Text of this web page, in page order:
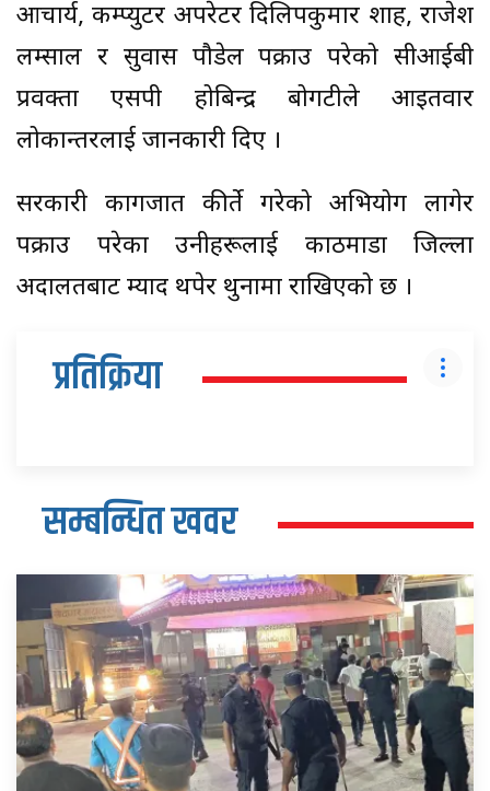
आचार्य, कम्प्युटर अपरेटर दिलिपकुमार शाह, राजेश
लम्साल र सुवास पौडेल पक्राउ परेको सीआईबी
प्रवक्ता एसपी होबिन्द्र बोगटीले आइतवार
लोकान्तरलाई जानकारी दिए ।
सरकारी कागजात कीर्ते गरेको अभियोग लागेर
पक्राउ परेका उनीहरूलाई काठमाडौं जिल्ला
अदालतबाट म्याद थपेर थुनामा राखिएको छ ।
प्रतिक्रिया
सम्बन्धित खवर